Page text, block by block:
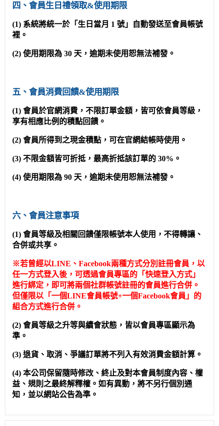
四、會員生日禮領取&使用期限
(1) 系統將統一於「生日當月 1 號」自動發送至會員帳號
裡。
(2) 使用期限為 30 天，逾期未使用恕無法補發。
五、會員消費回饋&使用期限
(1) 會員於官網消費，不限訂單金額，皆可依會員等級，
享有相應比例的積點回饋。
(2) 會員所得到之現金積點，可在官網結帳時使用。
(3) 不限金額皆可折抵 ，最高折抵該訂單的 30%。
(4) 使用期限為 90 天，逾期未使用恕無法補發。
六、會員注意事項
(1) 會員等級及相關回饋僅限帳號本人使用，不得轉讓、
合併或共享。
※若曾經以LINE、Facebook兩種方式分別註冊會員，以
任一方式登入後，可透過會員專區的「快速登入方式」
進行綁定，即可將兩個社群帳號註冊的會員進行合併。
但僅限以「一個LINE會員帳號+一個Facebook會員」的
組合方式進行合併。
(2) 會員等級之升等與續會狀態，皆以會員專區顯示為
準。
(3) 退貨、取消、爭議訂單將不列入有效消費金額計算。
(4) 本公司保留隨時修改、終止及對本會員制度內容、權
益、規則之最終解釋權。如有異動， 將不另行個別通
知，並以網站公告為準。